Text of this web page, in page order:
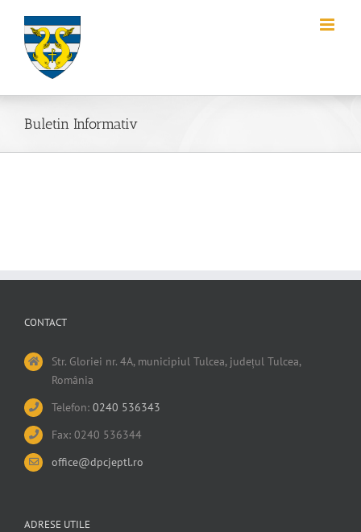
content
Buletin Informativ
CONTACT
Str. Gloriei nr. 4A, municipiul Tulcea, județul Tulcea,
România
Telefon: 0240 536343
Fax: 0240 536344
office@dpcjeptl.ro
ADRESE UTILE